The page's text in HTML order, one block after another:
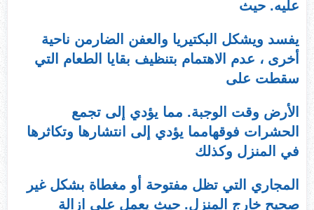
عليه. حيث
يفسد ويشكل البكتيريا والعفن الضارمن ناحية
أخرى ، عدم الاهتمام بتنظيف بقايا الطعام التي
سقطت على
الأرض وقت الوجبة. مما يؤدي إلى تجمع
الحشرات فوقهامما يؤدي إلى انتشارها وتكاثرها
في المنزل وكذلك
المجاري التي تظل مفتوحة أو مغطاة بشكل غير
صحيح خارج المنزل. حيث يعمل على ازالة